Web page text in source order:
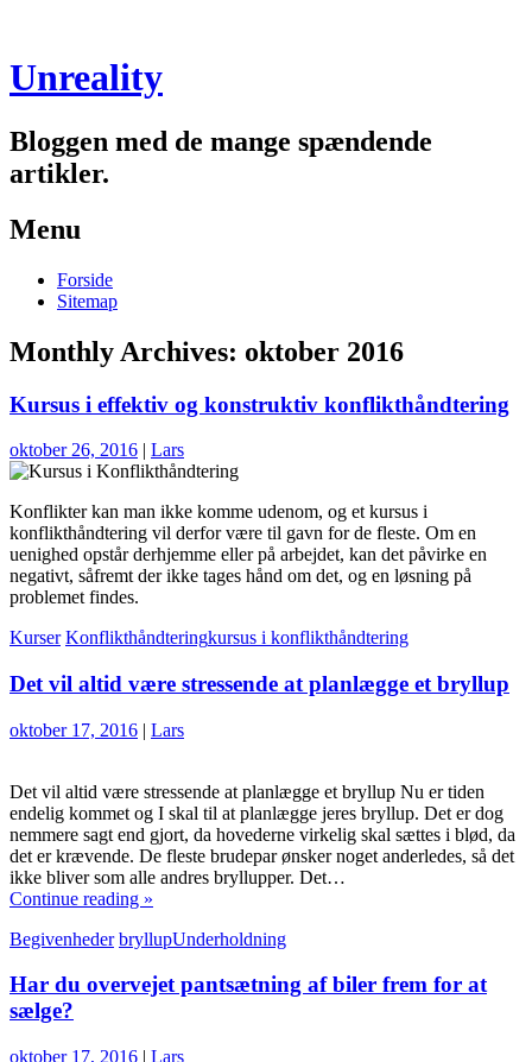
Unreality
Bloggen med de mange spændende
artikler.
Menu
Skip
Forside
Sitemap
Monthly Archives: oktober 2016
Kursus i effektiv og konstruktiv konflikthåndtering
oktober 26, 2016 | Lars
Konflikter kan man ikke komme udenom, og et kursus i
konflikthåndtering vil derfor være til gavn for de fleste. Om en
uenighed opstår derhjemme eller på arbejdet, kan det påvirke en
negativt, såfremt der ikke tages hånd om det, og en løsning på
problemet findes.
Kurser Konflikthåndteringkursus i konflikthåndtering
Det vil altid være stressende at planlægge et bryllup
oktober 17, 2016 | Lars
Det vil altid være stressende at planlægge et bryllup Nu er tiden
endelig kommet og I skal til at planlægge jeres bryllup. Det er dog
nemmere sagt end gjort, da hovederne virkelig skal sættes i blød, da
det er krævende. De fleste brudepar ønsker noget anderledes, så det
ikke bliver som alle andres bryllupper. Det…
Continue reading »
Begivenheder bryllupUnderholdning
Har du overvejet pantsætning af biler frem for at
sælge?
oktober 17, 2016 | Lars